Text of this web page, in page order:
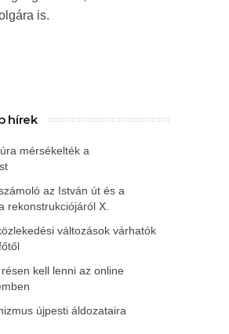
is.
hírek
mérsékelték a
az István út és a
rekonstrukciójáról X.
változások várhatók
kell lenni az online
újpesti áldozataira